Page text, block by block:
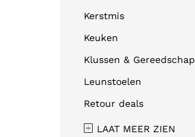
Kerstmis
Keuken
Klussen & Gereedschap
Leunstoelen
Retour deals
LAAT MEER ZIEN